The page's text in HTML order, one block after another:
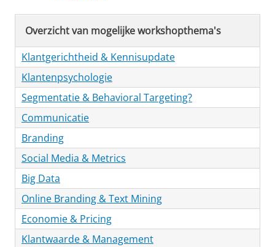
Overzicht van mogelijke workshopthema's
Klantgerichtheid & Kennisupdate
Klantenpsychologie
Segmentatie & Behavioral Targeting?
Communicatie
Branding
Social Media & Metrics
Big Data
Online Branding & Text Mining
Economie & Pricing
Klantwaarde & Management